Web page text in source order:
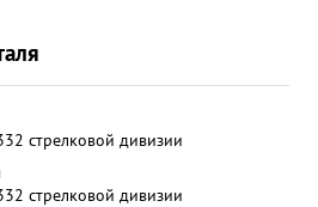
стрелковой дивизии
стрелковой дивизии